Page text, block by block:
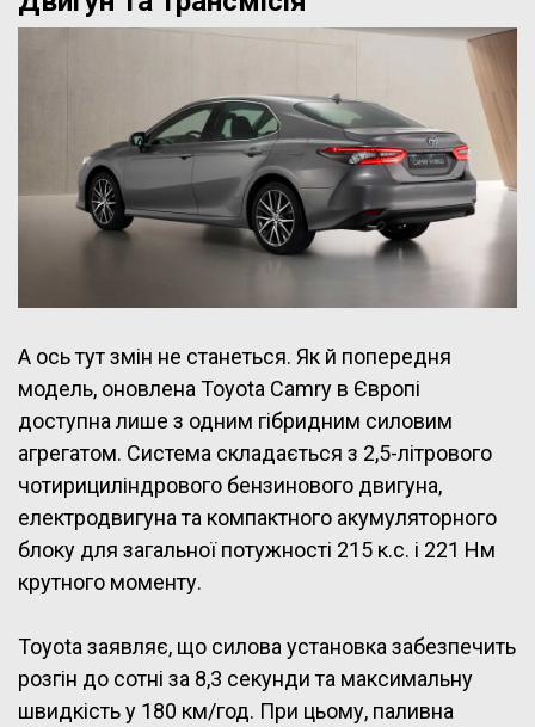
А ось тут змін не станеться. Як й попередня
модель, оновлена Toyota Camry в Європі
доступна лише з одним гібридним силовим
агрегатом. Система складається з 2,5-літрового
чотирициліндрового бензинового двигуна,
електродвигуна та компактного акумуляторного
блоку для загальної потужності 215 к.с. і 221 Нм
крутного моменту.
Toyota заявляє, що силова установка забезпечить
розгін до сотні за 8,3 секунди та максимальну
швидкість у 180 км/год. При цьому, паливна